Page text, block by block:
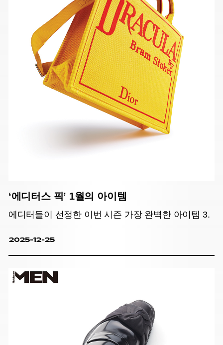
‘에디터스 픽’ 1월의 아이템
에디터들이 선정한 이번 시즌 가장 완벽한 아이템 3.
2025-12-25